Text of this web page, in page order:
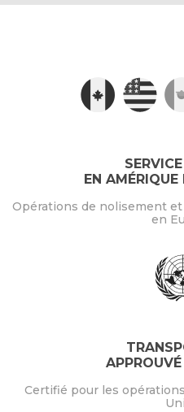
EN AMÉRIQUE
Opérations de nolisement
en
Certifié pour les